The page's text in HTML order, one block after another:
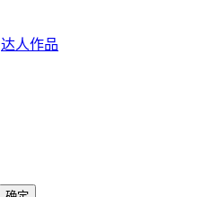
达人作品